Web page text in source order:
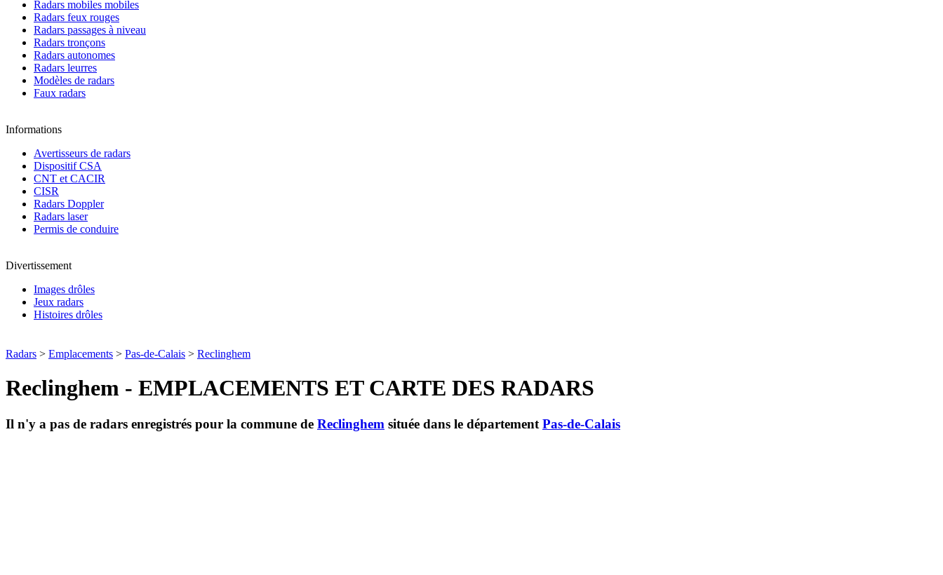
Radars mobiles mobiles
Radars feux rouges
Radars passages à niveau
Radars tronçons
Radars autonomes
Radars leurres
Modèles de radars
Faux radars
Informations
Avertisseurs de radars
Dispositif CSA
CNT et CACIR
CISR
Radars Doppler
Radars laser
Permis de conduire
Divertissement
Images drôles
Jeux radars
Histoires drôles
Radars > Emplacements > Pas-de-Calais > Reclinghem
Reclinghem - EMPLACEMENTS ET CARTE DES RADARS
Il n'y a pas de radars enregistrés pour la commune de Reclinghem située dans le département Pas-de-Calais